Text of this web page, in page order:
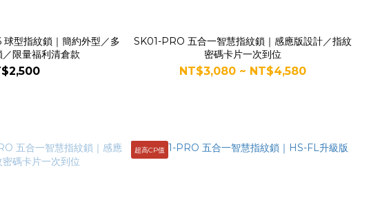
球型指紋鎖｜簡約外型／多
限量福利清倉款
SK01-PRO 五合一智慧指紋鎖｜感應版設計／指紋
密碼卡片一次到位
NT$3,080 ~ NT$4,580
超高CP值